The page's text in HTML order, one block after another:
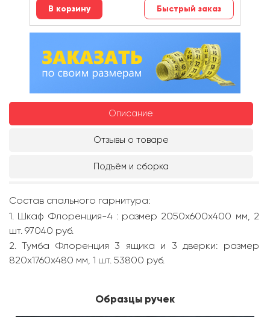
Быстрый заказ
Описание
Отзывы о товаре
Подъём и сборка
Состав спального гарнитура:
1. Шкаф Флоренция-4 : размер 2050x600x400 мм, 2
шт. 97040 руб.
2. Тумба Флоренция 3 ящика и 3 дверки: размер
820x1760x480 мм, 1 шт. 53800 руб.
Образцы ручек